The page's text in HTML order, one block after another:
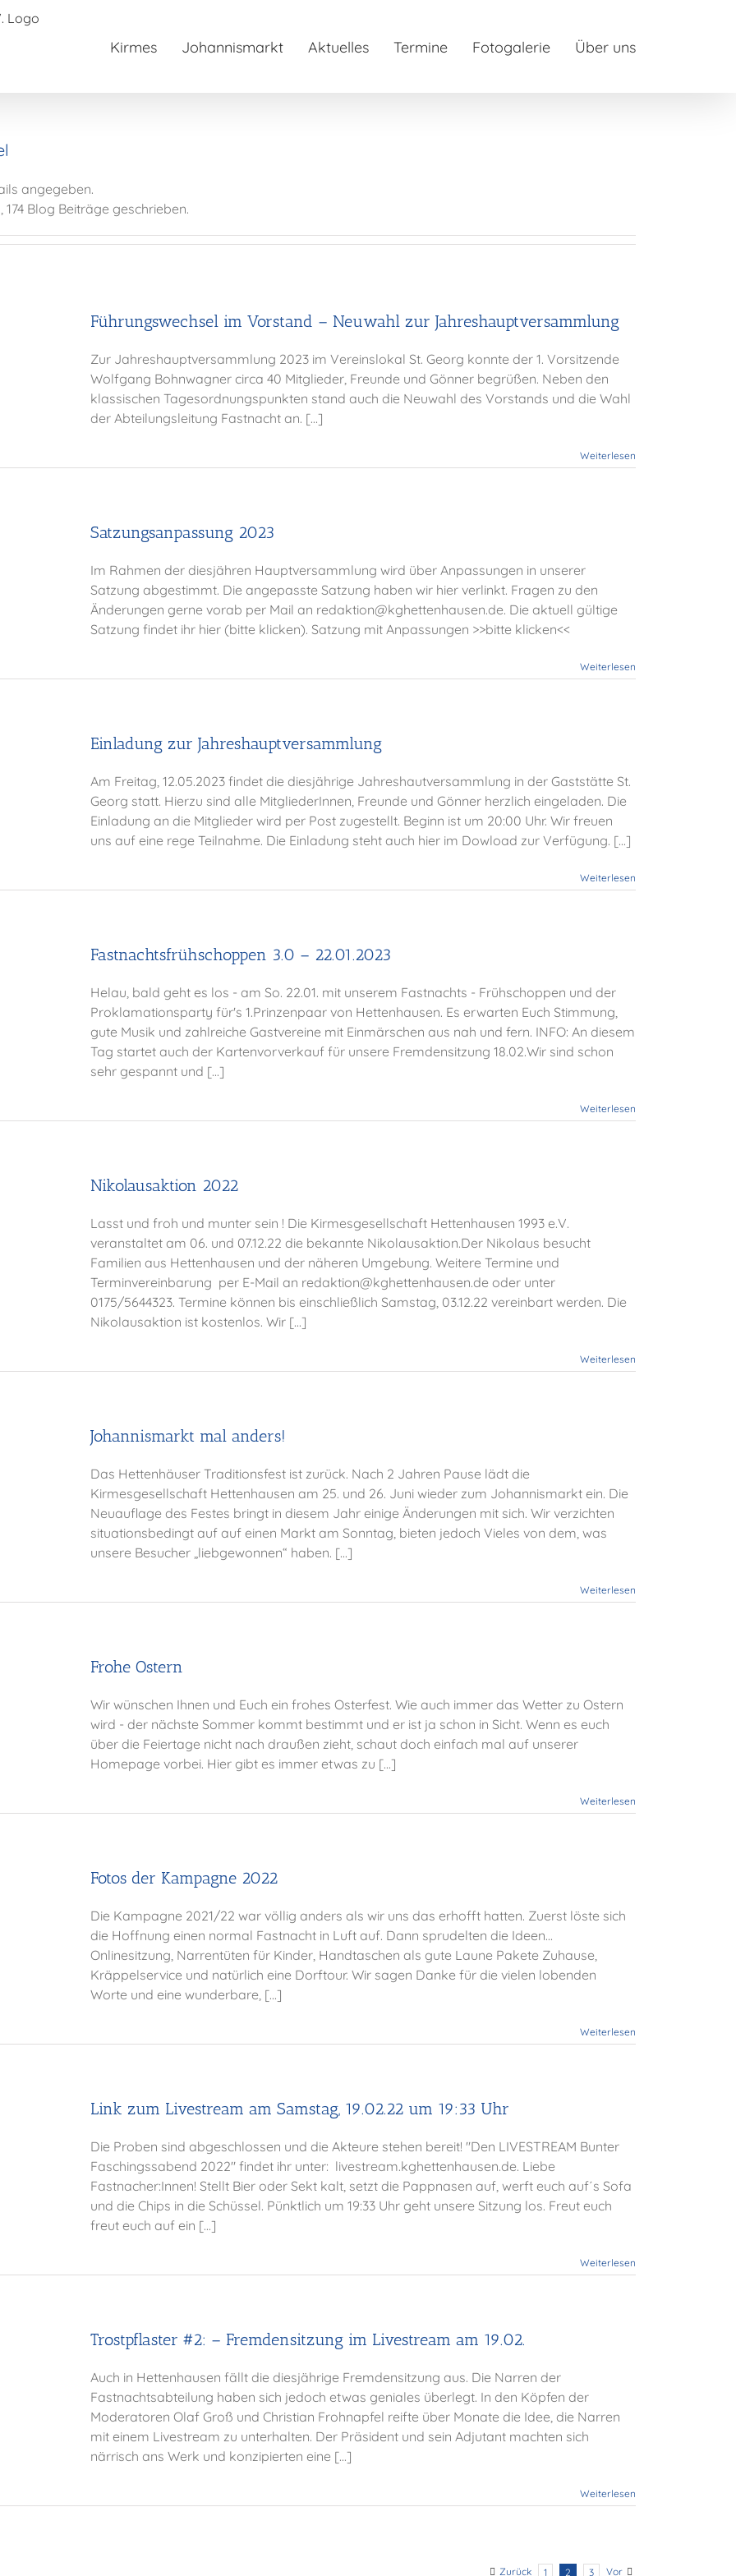
Kirmes Johannismarkt Aktuelles Termine Fotogalerie Über uns
angegeben.
Blog Beiträge geschrieben.
Führungswechsel im Vorstand – Neuwahl zur Jahreshauptversammlung
Zur Jahreshauptversammlung 2023 im Vereinslokal St. Georg konnte der 1. Vorsitzende
Wolfgang Bohnwagner circa 40 Mitglieder, Freunde und Gönner begrüßen. Neben den
klassischen Tagesordnungspunkten stand auch die Neuwahl des Vorstands und die Wahl
der Abteilungsleitung Fastnacht an. […]
Weiterlesen
Satzungsanpassung 2023
Im Rahmen der diesjähren Hauptversammlung wird über Anpassungen in unserer
Satzung abgestimmt. Die angepasste Satzung haben wir hier verlinkt. Fragen zu den
Änderungen gerne vorab per Mail an redaktion@kghettenhausen.de. Die aktuell gültige
Satzung findet ihr hier (bitte klicken). Satzung mit Anpassungen >>bitte klicken<<
Weiterlesen
Einladung zur Jahreshauptversammlung
Am Freitag, 12.05.2023 findet die diesjährige Jahreshautversammlung in der Gaststätte St.
Georg statt. Hierzu sind alle MitgliederInnen, Freunde und Gönner herzlich eingeladen. Die
Einladung an die Mitglieder wird per Post zugestellt. Beginn ist um 20:00 Uhr. Wir freuen
uns auf eine rege Teilnahme. Die Einladung steht auch hier im Dowload zur Verfügung. [...]
Weiterlesen
Fastnachtsfrühschoppen 3.0 – 22.01.2023
Helau, bald geht es los - am So. 22.01. mit unserem Fastnachts - Frühschoppen und der
Proklamationsparty für's 1.Prinzenpaar von Hettenhausen. Es erwarten Euch Stimmung,
gute Musik und zahlreiche Gastvereine mit Einmärschen aus nah und fern. INFO: An diesem
Tag startet auch der Kartenvorverkauf für unsere Fremdensitzung 18.02.Wir sind schon
sehr gespannt und [...]
Weiterlesen
Nikolausaktion 2022
Lasst und froh und munter sein ! Die Kirmesgesellschaft Hettenhausen 1993 e.V.
veranstaltet am 06. und 07.12.22 die bekannte Nikolausaktion.Der Nikolaus besucht
Familien aus Hettenhausen und der näheren Umgebung. Weitere Termine und
Terminvereinbarung per E-Mail an redaktion@kghettenhausen.de oder unter
0175/5644323. Termine können bis einschließlich Samstag, 03.12.22 vereinbart werden. Die
Nikolausaktion ist kostenlos. Wir [...]
Weiterlesen
Johannismarkt mal anders!
Das Hettenhäuser Traditionsfest ist zurück. Nach 2 Jahren Pause lädt die
Kirmesgesellschaft Hettenhausen am 25. und 26. Juni wieder zum Johannismarkt ein. Die
Neuauflage des Festes bringt in diesem Jahr einige Änderungen mit sich. Wir verzichten
situationsbedingt auf auf einen Markt am Sonntag, bieten jedoch Vieles von dem, was
unsere Besucher „liebgewonnen“ haben. [...]
Weiterlesen
Frohe Ostern
Wir wünschen Ihnen und Euch ein frohes Osterfest. Wie auch immer das Wetter zu Ostern
wird - der nächste Sommer kommt bestimmt und er ist ja schon in Sicht. Wenn es euch
über die Feiertage nicht nach draußen zieht, schaut doch einfach mal auf unserer
Homepage vorbei. Hier gibt es immer etwas zu [...]
Weiterlesen
Fotos der Kampagne 2022
Die Kampagne 2021/22 war völlig anders als wir uns das erhofft hatten. Zuerst löste sich
die Hoffnung einen normal Fastnacht in Luft auf. Dann sprudelten die Ideen...
Onlinesitzung, Narrentüten für Kinder, Handtaschen als gute Laune Pakete Zuhause,
Kräppelservice und natürlich eine Dorftour. Wir sagen Danke für die vielen lobenden
Worte und eine wunderbare, [...]
Weiterlesen
Link zum Livestream am Samstag, 19.02.22 um 19:33 Uhr
Die Proben sind abgeschlossen und die Akteure stehen bereit! "Den LIVESTREAM Bunter
Faschingssabend 2022" findet ihr unter: livestream.kghettenhausen.de. Liebe
Fastnacher:Innen! Stellt Bier oder Sekt kalt, setzt die Pappnasen auf, werft euch auf´s Sofa
und die Chips in die Schüssel. Pünktlich um 19:33 Uhr geht unsere Sitzung los. Freut euch
freut euch auf ein [...]
Weiterlesen
Trostpflaster #2: – Fremdensitzung im Livestream am 19.02.
Auch in Hettenhausen fällt die diesjährige Fremdensitzung aus. Die Narren der
Fastnachtsabteilung haben sich jedoch etwas geniales überlegt. In den Köpfen der
Moderatoren Olaf Groß und Christian Frohnapfel reifte über Monate die Idee, die Narren
mit einem Livestream zu unterhalten. Der Präsident und sein Adjutant machten sich
närrisch ans Werk und konzipierten eine [...]
Weiterlesen
Zurück 1 2 3 Vor